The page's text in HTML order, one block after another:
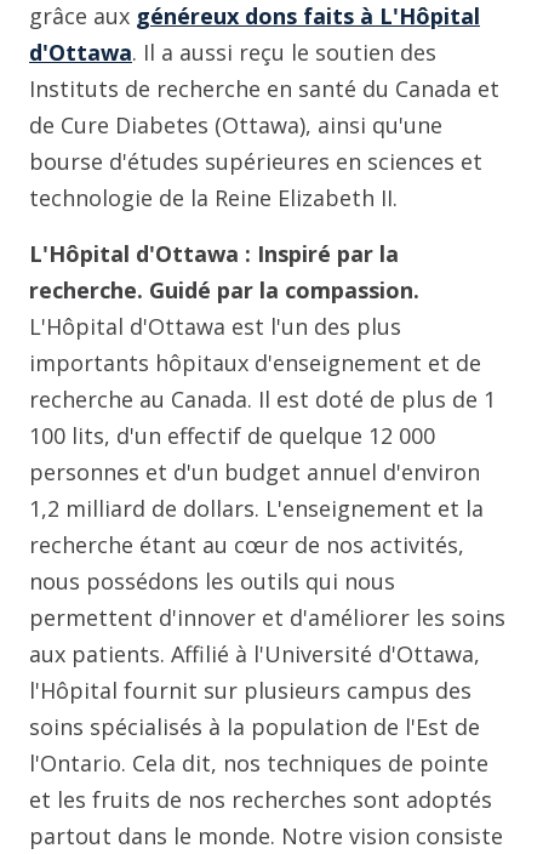
grâce aux généreux dons faits à L'Hôpital
d'Ottawa. Il a aussi reçu le soutien des
Instituts de recherche en santé du Canada et
de Cure Diabetes (Ottawa), ainsi qu'une
bourse d'études supérieures en sciences et
technologie de la Reine Elizabeth II.
L'Hôpital d'Ottawa : Inspiré par la
recherche. Guidé par la compassion.
L'Hôpital d'Ottawa est l'un des plus
importants hôpitaux d'enseignement et de
recherche au Canada. Il est doté de plus de 1
100 lits, d'un effectif de quelque 12 000
personnes et d'un budget annuel d'environ
1,2 milliard de dollars. L'enseignement et la
recherche étant au cœur de nos activités,
nous possédons les outils qui nous
permettent d'innover et d'améliorer les soins
aux patients. Affilié à l'Université d'Ottawa,
l'Hôpital fournit sur plusieurs campus des
soins spécialisés à la population de l'Est de
l'Ontario. Cela dit, nos techniques de pointe
et les fruits de nos recherches sont adoptés
partout dans le monde. Notre vision consiste